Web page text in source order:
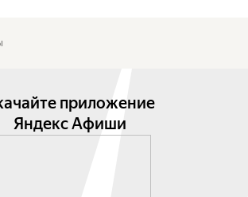
приложение
Яндекс Афиши